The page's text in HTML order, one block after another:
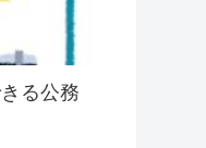
る公務